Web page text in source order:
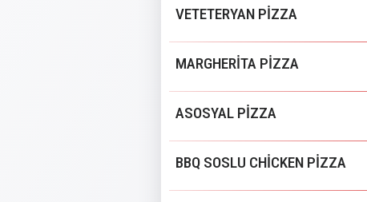
VETETERYAN PİZZA
MARGHERİTA PİZZA
ASOSYAL PİZZA
BBQ SOSLU CHİCKEN PİZZA